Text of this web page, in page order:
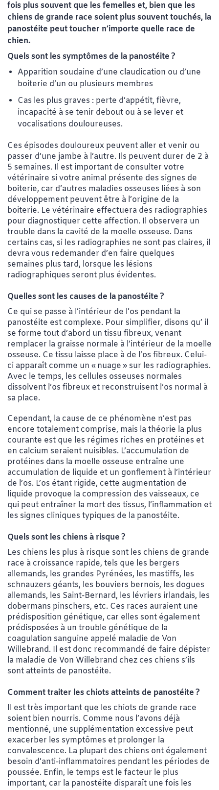
fois plus souvent que les femelles et, bien que les
chiens de grande race soient plus souvent touchés, la
panostéite peut toucher n’importe quelle race de
chien.
Quels sont les symptômes de la panostéite ?
Apparition soudaine d’une claudication ou d’une
boiterie d’un ou plusieurs membres
Cas les plus graves : perte d’appétit, fièvre,
incapacité à se tenir debout ou à se lever et
vocalisations douloureuses.
Ces épisodes douloureux peuvent aller et venir ou
passer d’une jambe à l’autre. Ils peuvent durer de 2 à
5 semaines. Il est important de consulter votre
vétérinaire si votre animal présente des signes de
boiterie, car d’autres maladies osseuses liées à son
développement peuvent être à l’origine de la
boiterie. Le vétérinaire effectuera des radiographies
pour diagnostiquer cette affection. Il observera un
trouble dans la cavité de la moelle osseuse. Dans
certains cas, si les radiographies ne sont pas claires, il
devra vous redemander d’en faire quelques
semaines plus tard, lorsque les lésions
radiographiques seront plus évidentes.
Quelles sont les causes de la panostéite ?
Ce qui se passe à l’intérieur de l’os pendant la
panostéite est complexe. Pour simplifier, disons qu’ il
se forme tout d’abord un tissu fibreux, venant
remplacer la graisse normale à l’intérieur de la moelle
osseuse. Ce tissu laisse place à de l’os fibreux. Celui-
ci apparaît comme un « nuage » sur les radiographies.
Avec le temps, les cellules osseuses normales
dissolvent l’os fibreux et reconstruisent l’os normal à
sa place.
Cependant, la cause de ce phénomène n’est pas
encore totalement comprise, mais la théorie la plus
courante est que les régimes riches en protéines et
en calcium seraient nuisibles. L’accumulation de
protéines dans la moelle osseuse entraîne une
accumulation de liquide et un gonflement à l’intérieur
de l’os. L’os étant rigide, cette augmentation de
liquide provoque la compression des vaisseaux, ce
qui peut entraîner la mort des tissus, l’inflammation et
les signes cliniques typiques de la panostéite.
Quels sont les chiens à risque ?
Les chiens les plus à risque sont les chiens de grande
race à croissance rapide, tels que les bergers
allemands, les grandes Pyrénées, les mastiffs, les
schnauzers géants, les bouviers bernois, les dogues
allemands, les Saint-Bernard, les lévriers irlandais, les
dobermans pinschers, etc. Ces races auraient une
prédisposition génétique, car elles sont également
prédisposées à un trouble génétique de la
coagulation sanguine appelé maladie de Von
Willebrand. Il est donc recommandé de faire dépister
la maladie de Von Willebrand chez ces chiens s’ils
sont atteints de panostéite.
Comment traiter les chiots atteints de panostéite ?
Il est très important que les chiots de grande race
soient bien nourris. Comme nous l’avons déjà
mentionné, une supplémentation excessive peut
exacerber les symptômes et prolonger la
convalescence. La plupart des chiens ont également
besoin d’anti-inflammatoires pendant les périodes de
poussée. Enfin, le temps est le facteur le plus
important, car la panostéite disparaît une fois les